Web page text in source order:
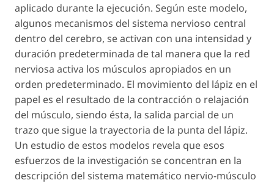
aplicado durante la ejecución. Según este modelo,
algunos mecanismos del sistema nervioso central
dentro del cerebro, se activan con una intensidad y
duración predeterminada de tal manera que la red
nerviosa activa los músculos apropiados en un
orden predeterminado. El movimiento del lápiz en el
papel es el resultado de la contracción o relajación
del músculo, siendo ésta, la salida parcial de un
trazo que sigue la trayectoria de la punta del lápiz.
Un estudio de estos modelos revela que esos
esfuerzos de la investigación se concentran en la
descripción del sistema matemático nervio-músculo